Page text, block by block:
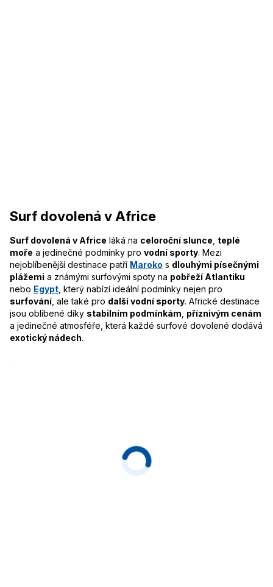
Surf dovolená v Africe
Surf dovolená v Africe láká na celoroční slunce teplé
moře a jedinečné podmínky pro vodní sporty. Mezi
nejoblíbenější destinace patří Maroko s dlouhými písečnými
plážemi a známými surfovými spoty na pobřeží Atlantiku
nebo Egypt , který nabízí ideální podmínky nejen pro
surfování , ale také pro další vodní sporty. Africké destinace
jsou oblíbené díky stabilním podmínkám příznivým cenám
a jedinečné atmosféře, která každé surfové dovolené dodává
exotický nádech.